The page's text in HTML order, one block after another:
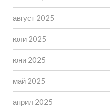
август 2025
юли 2025
юни 2025
май 2025
април 2025